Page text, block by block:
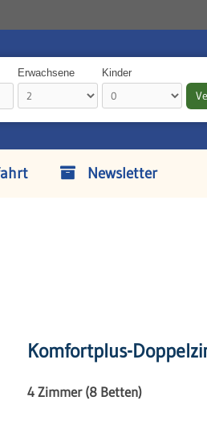
Erwachsene Kinder
Newsletter
Komfortplus-
4 Zimmer (8 Betten)